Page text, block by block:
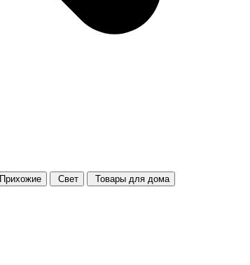
Прихожие Свет
Товары для дома